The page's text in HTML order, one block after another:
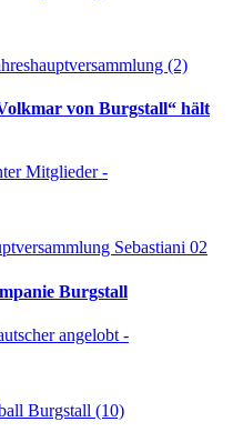
von Burgstall“ hält
Mitglieder -
Burgstall
angelobt -